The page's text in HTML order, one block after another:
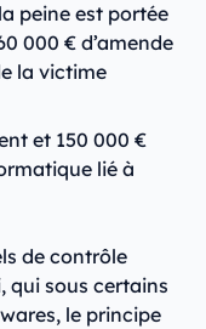
peine est portée
000 € d’amende
la victime
et 150 000 €
lié à
de contrôle
qui sous certains
le principe